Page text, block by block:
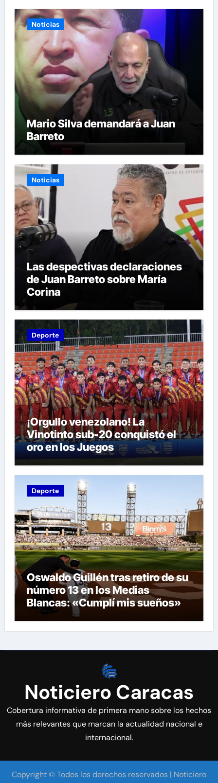
Noticias
Mario Silva demandará a Juan
Barreto
Noticias
Las despectivas declaraciones
de Juan Barreto sobre María
Corina
Deporte
¡Orgullo venezolano! La
Vinotinto sub-20 conquistó el
oro en los Juegos
Centroamericanos y del Caribe
tras unos dramáticos penales
Deporte
Oswaldo Guillén tras retiro de su
número 13 en los Medias
Blancas: «Cumplí mis sueños»
Noticiero Caracas
Cobertura informativa de primera mano sobre los hechos
más relevantes que marcan la actualidad nacional e
internacional.
Copyright © Todos los derechos reservados | Noticiero